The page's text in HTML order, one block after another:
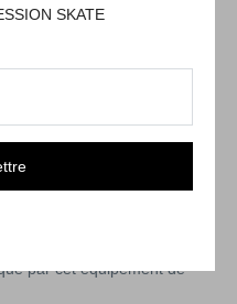
spéciale qui vous aide
Pacetti a fondé 187 Killer
de protection disponible
pour les skaters vert.
Killer Pads. Aujourd'hui,
Lester Kasai, Steve
par cet équipement de
SKATE